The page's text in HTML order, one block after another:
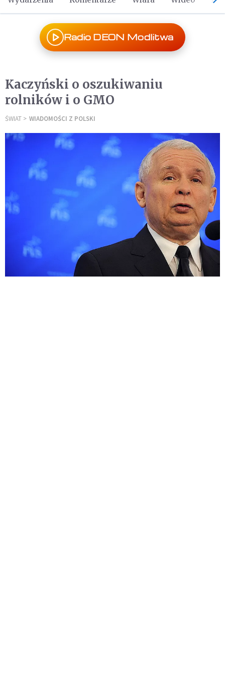
Radio DEON Modlitwa
Kaczyński o oszukiwaniu
rolników i o GMO
ŚWIAT WIADOMOŚCI Z POLSKI